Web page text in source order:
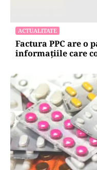
ACTUALITATE
Factura PPC are o
informațiile care